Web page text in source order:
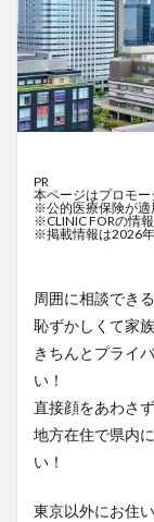
PR
本ページはプロモー
※公的医療保険が適
※CLINIC FORの情
※掲載情報は2026年
周囲に相談でき
恥ずかしくて家
きちんとプライ
い！
直接顔をあわさ
地方在住で県内
い！
東京以外にお住